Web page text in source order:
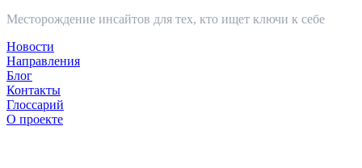
Месторождение инсайтов для тех, кто ищет ключи к себе
Новости
Направления
Блог
Контакты
Глоссарий
О проекте